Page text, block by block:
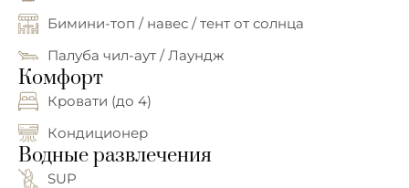
Бимини-топ / навес / тент от солнца
Палуба чил-аут / Лаундж
Комфорт
Кровати (до 4)
Кондиционер
Водные развлечения
SUP